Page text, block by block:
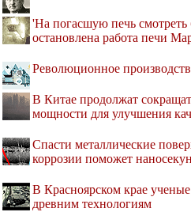
'На погасшую печь смотреть
остановлена работа печи
Революционное
В Китае продолжат
мощности для улучшения
Спасти металлические
коррозии поможет
В Красноярском крае
древним технологиям